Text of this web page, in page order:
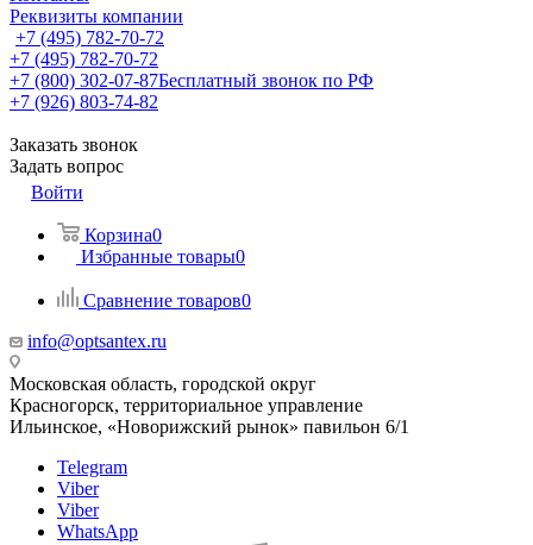
Реквизиты компании
+7 (495) 782-70-72
+7 (495) 782-70-72
+7 (800) 302-07-87Бесплатный звонок по РФ
+7 (926) 803-74-82
Заказать звонок
Задать вопрос
Войти
Корзина0
Избранные товары0
Сравнение товаров0
info@optsantex.ru
Московская область, городской округ
Красногорск, территориальное управление
Ильинское, «Новорижский рынок» павильон 6/1
Telegram
Viber
Viber
WhatsApp